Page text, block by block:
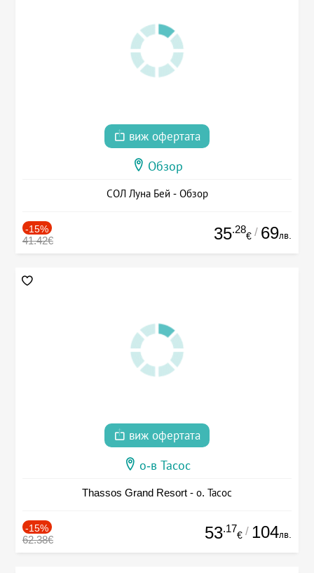
виж офертата
Обзор
СОЛ Луна Бей - Обзор
-15%
41.42€ 35.28
€ / 69лв.
виж офертата
о-в Тасос
Thassos Grand Resort - о. Тасос
-15%
62.38€ 53.17
€ / 104лв.